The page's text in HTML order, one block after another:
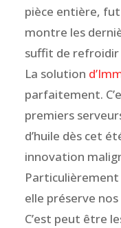
pièce entière,
montre les
suffit de refroidir
La solution
parfaitement.
premiers
d’huile dès cet
innovation
elle préserve
C’est peut être